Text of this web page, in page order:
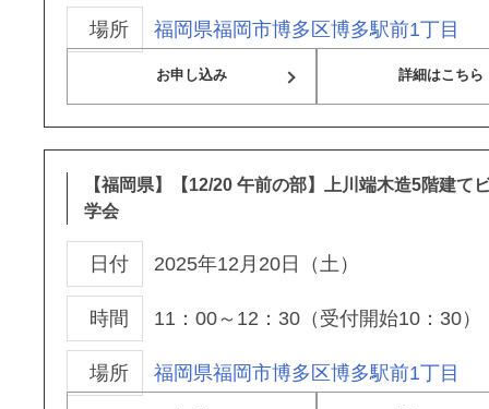
場所 福岡県福岡市博多区博多駅前1丁目
お申し込み 詳細はこちら
【福岡県】【12/20 午前の部】上川端木造5階建て
学会
日付 2025年12月20日（土）
時間 11：00～12：30（受付開始10：30）
場所 福岡県福岡市博多区博多駅前1丁目